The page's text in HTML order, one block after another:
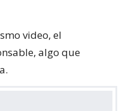
video, el
algo que